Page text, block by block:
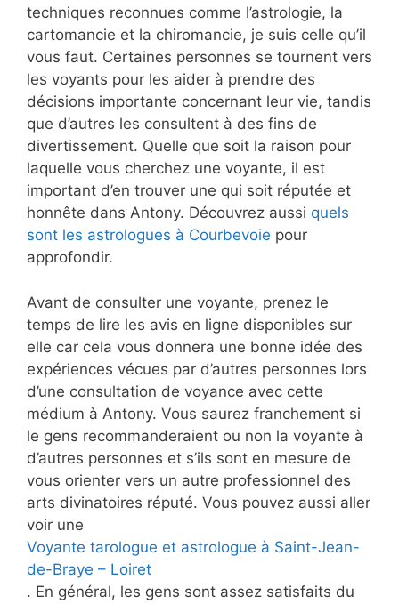
techniques reconnues comme l’astrologie, la
cartomancie et la chiromancie, je suis celle qu’il
vous faut. Certaines personnes se tournent vers
les voyants pour les aider à prendre des
décisions importante concernant leur vie, tandis
que d’autres les consultent à des fins de
divertissement. Quelle que soit la raison pour
laquelle vous cherchez une voyante, il est
important d’en trouver une qui soit réputée et
honnête dans Antony. Découvrez aussi quels
sont les astrologues à Courbevoie pour
approfondir.
Avant de consulter une voyante, prenez le
temps de lire les avis en ligne disponibles sur
elle car cela vous donnera une bonne idée des
expériences vécues par d’autres personnes lors
d’une consultation de voyance avec cette
médium à Antony. Vous saurez franchement si
le gens recommanderaient ou non la voyante à
d’autres personnes et s’ils sont en mesure de
vous orienter vers un autre professionnel des
arts divinatoires réputé. Vous pouvez aussi aller
voir une
Voyante tarologue et astrologue à Saint-Jean-
de-Braye – Loiret
. En général, les gens sont assez satisfaits du